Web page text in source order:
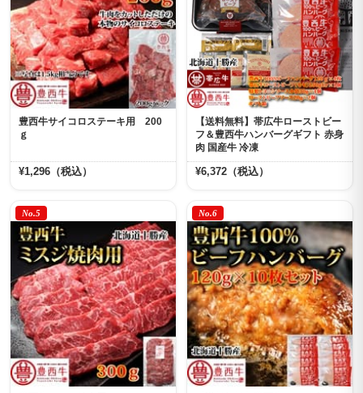
豊西牛サイコロステーキ用 200
ｇ
¥1,296（税込）
【送料無料】帯広牛ローストビー
フ＆豊西牛ハンバーグギフト 赤身
肉 国産牛 冷凍
¥6,372（税込）
No.5 No.6